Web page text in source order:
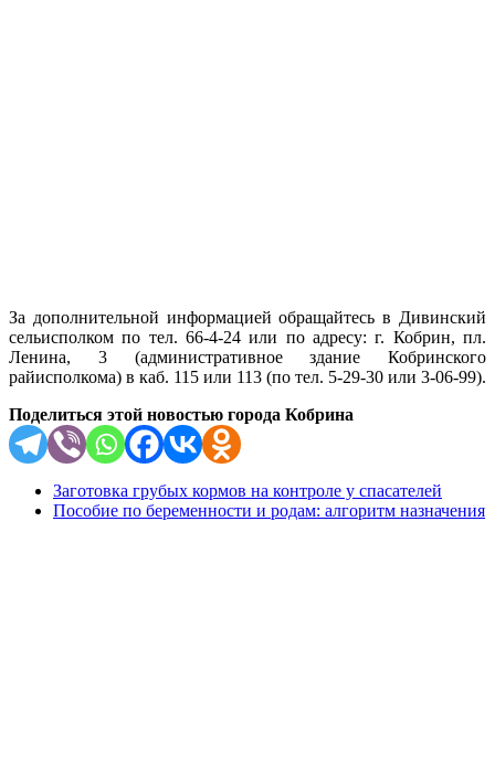
За дополнительной информацией обращайтесь в Дивинский
сельисполком по тел. 66-4-24 или по адресу: г. Кобрин, пл.
Ленина, 3 (административное здание Кобринского
райисполкома) в каб. 115 или 113 (по тел. 5-29-30 или 3-06-99).
Поделиться этой новостью города Кобрина
Заготовка грубых кормов на контроле у спасателей
Пособие по беременности и родам: алгоритм назначения